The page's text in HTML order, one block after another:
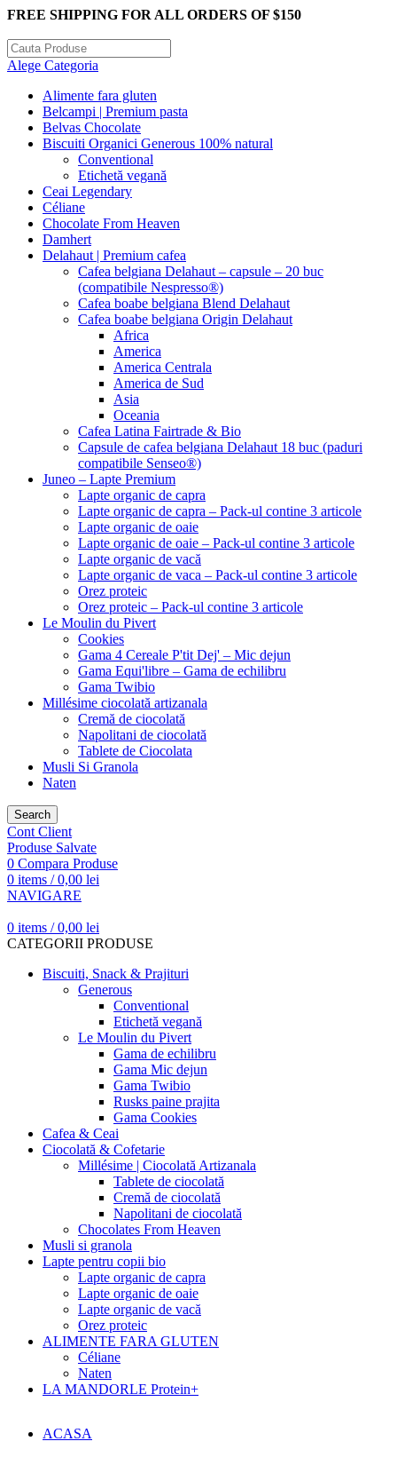
FREE SHIPPING FOR ALL ORDERS OF $150
Alege Categoria
Alimente fara gluten
Belcampi | Premium pasta
Belvas Chocolate
Biscuiti Organici Generous 100% natural
Conventional
Etichetă vegană
Ceai Legendary
Céliane
Chocolate From Heaven
Damhert
Delahaut | Premium cafea
Cafea belgiana Delahaut – capsule – 20 buc
(compatibile Nespresso®)
Cafea boabe belgiana Blend Delahaut
Cafea boabe belgiana Origin Delahaut
Africa
America
America Centrala
America de Sud
Asia
Oceania
Cafea Latina Fairtrade & Bio
Capsule de cafea belgiana Delahaut 18 buc (paduri
compatibile Senseo®)
Juneo – Lapte Premium
Lapte organic de capra
Lapte organic de capra – Pack-ul contine 3 articole
Lapte organic de oaie
Lapte organic de oaie – Pack-ul contine 3 articole
Lapte organic de vacă
Lapte organic de vaca – Pack-ul contine 3 articole
Orez proteic
Orez proteic – Pack-ul contine 3 articole
Le Moulin du Pivert
Cookies
Gama 4 Cereale P'tit Dej' – Mic dejun
Gama Equi'libre – Gama de echilibru
Gama Twibio
Millésime ciocolată artizanala
Cremă de ciocolată
Napolitani de ciocolată
Tablete de Ciocolata
Musli Si Granola
Naten
Search
Cont Client
Produse Salvate
0 Compara Produse
0 items / 0,00 lei
NAVIGARE
0 items / 0,00 lei
CATEGORII PRODUSE
Biscuiti, Snack & Prajituri
Generous
Conventional
Etichetă vegană
Le Moulin du Pivert
Gama de echilibru
Gama Mic dejun
Gama Twibio
Rusks paine prajita
Gama Cookies
Cafea & Ceai
Ciocolată & Cofetarie
Millésime | Ciocolată Artizanala
Tablete de ciocolată
Cremă de ciocolată
Napolitani de ciocolată
Chocolates From Heaven
Musli si granola
Lapte pentru copii bio
Lapte organic de capra
Lapte organic de oaie
Lapte organic de vacă
Orez proteic
ALIMENTE FARA GLUTEN
Céliane
Naten
LA MANDORLE Protein+
ACASA